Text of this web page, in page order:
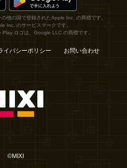
他の国で登録されたApple Inc. の商標です。
Inc. のサービスマークです。
ロゴは、Google LLC の商標です。
イバシーポリシー お問い合わせ
©MIXI